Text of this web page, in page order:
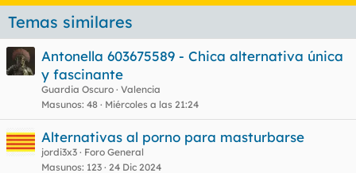
Temas similares
Antonella 603675589 - Chica alternativa única
y fascinante
Guardia Oscuro Valencia
Masunos 48 Miércoles a las 21:24
Alternativas al porno para masturbarse
jordi3x3
Foro General
Masunos 123 24 Dic 2024